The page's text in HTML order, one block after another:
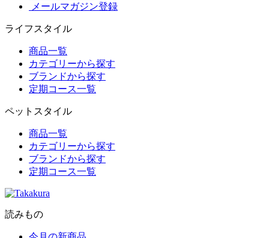
メールマガジン登録
ライフスタイル
商品一覧
カテゴリーから探す
ブランドから探す
定期コース一覧
ペットスタイル
商品一覧
カテゴリーから探す
ブランドから探す
定期コース一覧
読みもの